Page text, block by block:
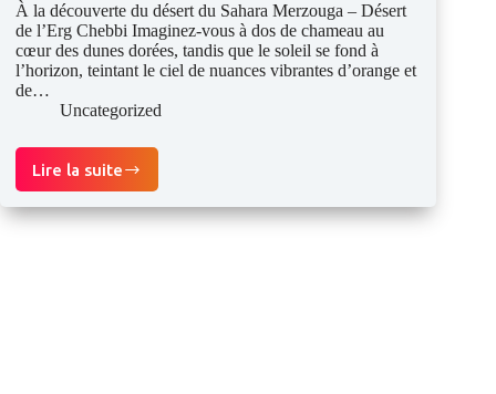
À la découverte du désert du Sahara Merzouga – Désert
de l’Erg Chebbi Imaginez-vous à dos de chameau au
cœur des dunes dorées, tandis que le soleil se fond à
l’horizon, teintant le ciel de nuances vibrantes d’orange et
de…
Uncategorized
Lire la suite
Guide
voyage
Sahara